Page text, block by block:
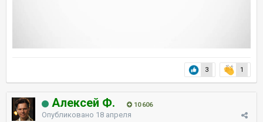
3 1
Алексей Ф. 10 606
Опубликовано 18 апреля